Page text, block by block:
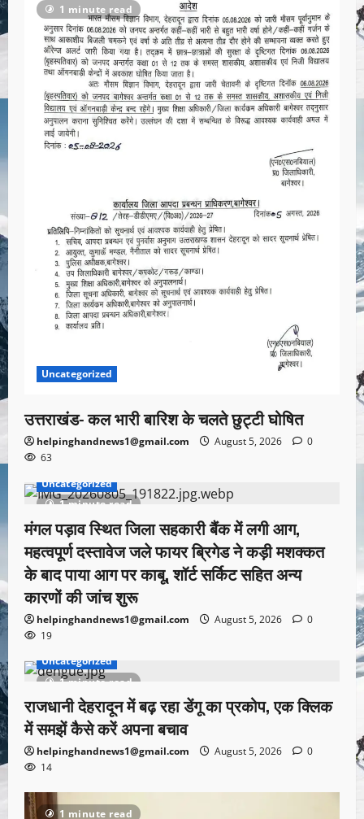
1 minute read
Uncategorized
उत्तराखंड- कल भारी बारिश के चलते छुट्टी घोषित
helpinghandnews1@gmail.com August 5, 2026
0
63
1 minute read
Uncategorized
मंगल पड़ाव स्थित जिला सहकारी बैंक में लगी आग,
महत्वपूर्ण दस्तावेज जले फायर ब्रिगेड ने कड़ी मशक्कत
के बाद पाया आग पर काबू, शॉर्ट सर्किट सहित अन्य
कारणों की जांच शुरू
helpinghandnews1@gmail.com August 5, 2026
0
19
1 minute read
Uncategorized
राजधानी देहरादून में बढ़ रहा डेंगू का प्रकोप, एक क्लिक
में समझें कैसे करें अपना बचाव
helpinghandnews1@gmail.com August 5, 2026
0
14
1 minute read